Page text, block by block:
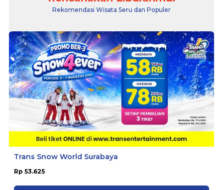
Rekomendasi Wisata Seru dan Populer
Trans Snow World Surabaya
Rp 53.625